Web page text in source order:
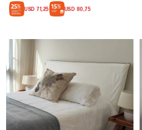
USD 71,25 USD 80,75